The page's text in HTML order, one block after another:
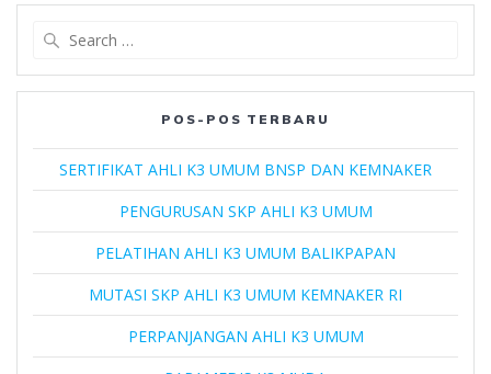
POS-POS TERBARU
SERTIFIKAT AHLI K3 UMUM BNSP DAN KEMNAKER
PENGURUSAN SKP AHLI K3 UMUM
PELATIHAN AHLI K3 UMUM BALIKPAPAN
MUTASI SKP AHLI K3 UMUM KEMNAKER RI
PERPANJANGAN AHLI K3 UMUM